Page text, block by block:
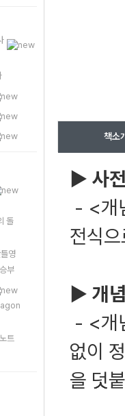
돌
영
부
트
책소
▶ 사
- <개
전식
▶ 개
- <개
없이
을 덧